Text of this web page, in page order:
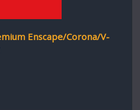
Enscape/Corona/V-